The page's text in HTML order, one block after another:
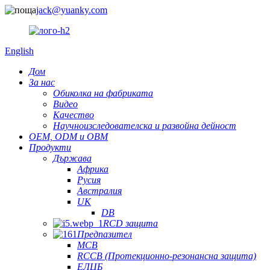
jack@yuanky.com
English
Дом
За нас
Обиколка на фабриката
Видео
Качество
Научноизследователска и развойна дейност
OEM, ODM и OBM
Продукти
Държава
Африка
Русия
Австралия
UK
DB
RCD защита
Предпазител
MCB
RCCB (Протекционно-резонансна защита)
ЕЛЦБ